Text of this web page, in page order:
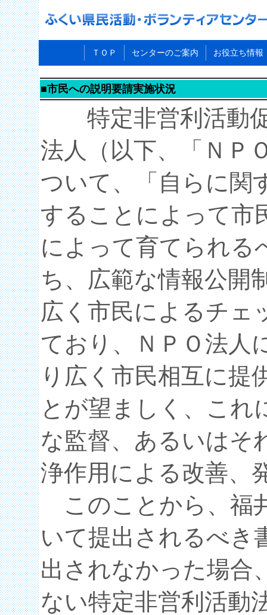
ＴＯＰ センターのご案内 お役立ち情報
■市民への説明要請実施状況
特定非営利活動促
法人（以下、「ＮＰ
ついて、「自らに関
することによって市
によって育てられる
ち、広範な情報公開
広く市民によるチェ
ており、ＮＰＯ法人
り広く市民相互に提
とが望ましく、これ
な監督、あるいはそ
浄作用による改善、
このことから、福
いて提出されるべき
出されなかった場合
ない特定非営利活動